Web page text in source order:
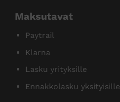
Maksutavat
Paytrail
Klarna
Lasku yrityksille
Ennakkolasku yksityisille